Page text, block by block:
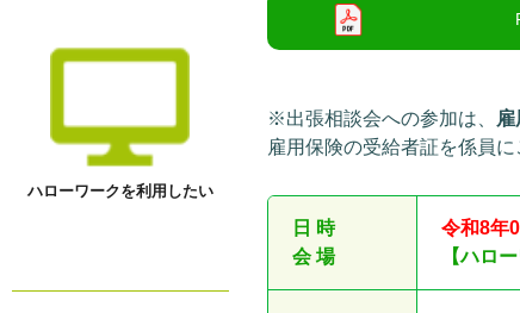
ハローワークを利用したい
※出張相談会への参加は、
雇用保険の受給者証を係員に
日 時
会 場
令和8年
【ハロ